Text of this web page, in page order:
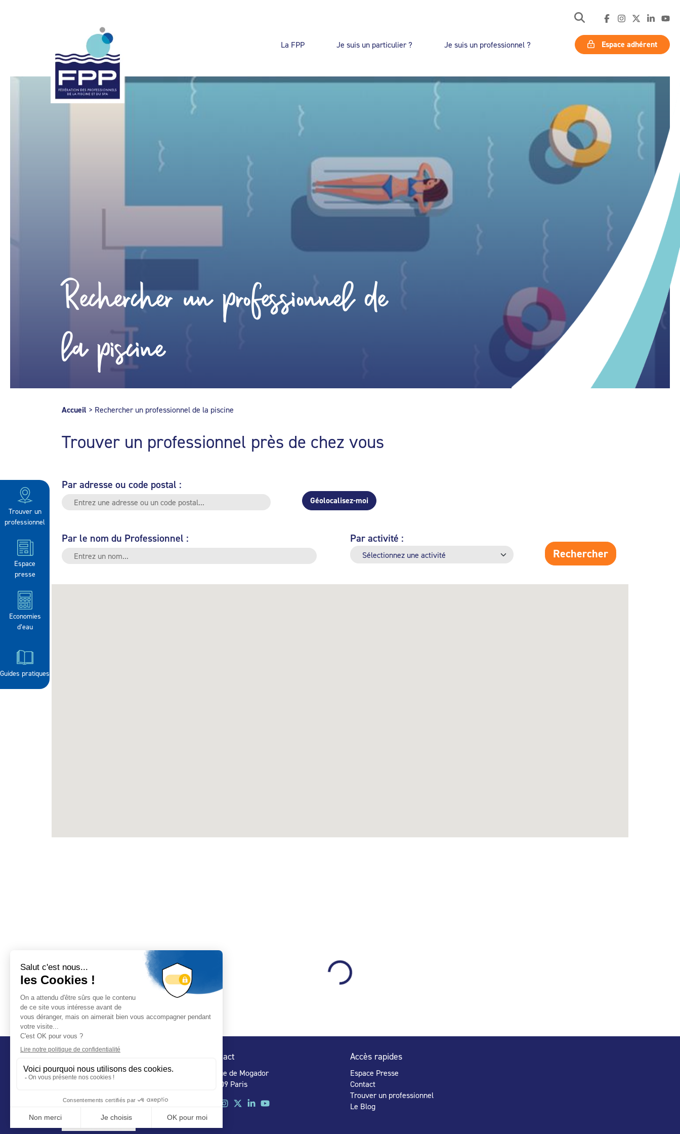
La FPP Je suis un particulier ? Je suis un professionnel ? Espace adhérent
Trouver un
professionnel
Espace
presse
Economies
d’eau
Guides pratiques
Rechercher un professionnel de
la piscine
Accueil > Rechercher un professionnel de la piscine
Trouver un professionnel près de chez vous
Par adresse ou code postal :
Géolocalisez-moi
Par le nom du Professionnel : Par activité :
Contact
32 rue de Mogador
75 009 Paris
Accès rapides
Espace Presse
Contact
Trouver un professionnel
Le Blog